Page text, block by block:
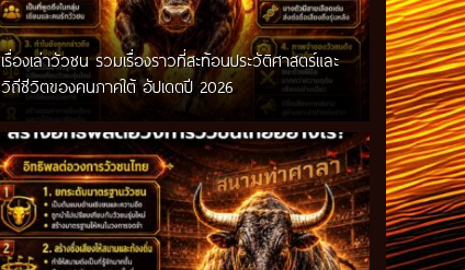
เรื่องเล่าวัวชน รวมเรื่องราวที่สะท้อนประวัติศาสตร์และ
วิถีชีวิตของคนภาคใต้ อัปเดตปี 2026